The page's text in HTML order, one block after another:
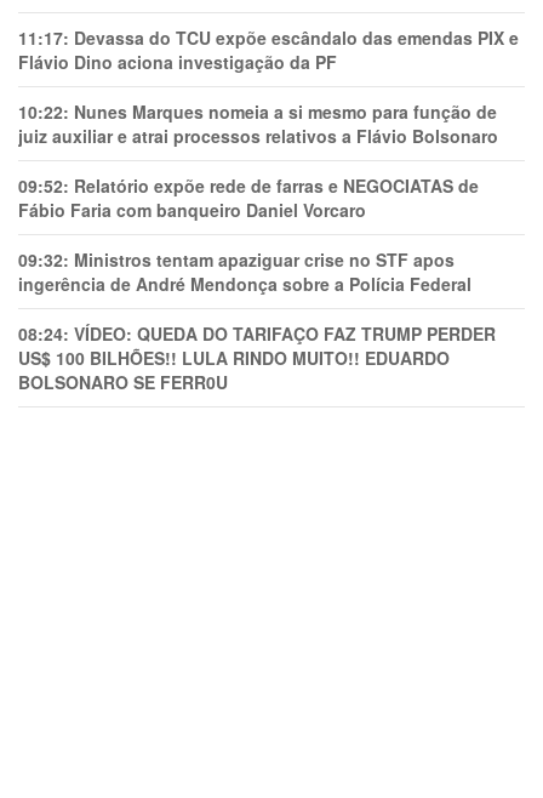
11:17: Devassa do TCU expõe escândalo das emendas PIX e
Flávio Dino aciona investigação da PF
10:22: Nunes Marques nomeia a si mesmo para função de
juiz auxiliar e atrai processos relativos a Flávio Bolsonaro
09:52: Relatório expõe rede de farras e NEGOCIATAS de
Fábio Faria com banqueiro Daniel Vorcaro
09:32: Ministros tentam apaziguar crise no STF apos
ingerência de André Mendonça sobre a Polícia Federal
08:24: VÍDEO: QUEDA DO TARIFAÇO FAZ TRUMP PERDER
US$ 100 BILHÕES!! LULA RINDO MUITO!! EDUARDO
BOLSONARO SE FERR0U